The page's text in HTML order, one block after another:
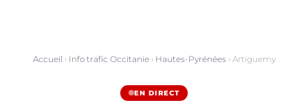
Accueil › Info trafic Occitanie› Hautes-Pyrénées› Artiguemy
EN DIRECT